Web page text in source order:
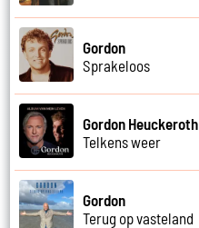
Gordon
Sprakeloos
Gordon Heuckeroth
Telkens weer
Gordon
Terug op vasteland